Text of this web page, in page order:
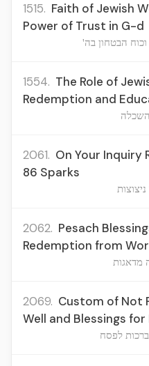
1515. Faith of Jewish
Power of Trust in G-d
הבטחון בה'
1554. The Role of
Redemption and
2061. On Your Inquiry
86 Sparks
2062. Pesach
Redemption from
מדאגות
2069. Custom of Not
Well and Blessings for
לפסח